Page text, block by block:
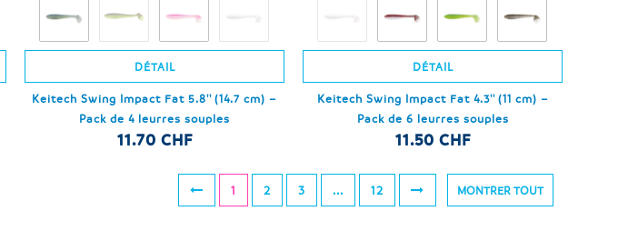
DÉTAIL
Keitech Swing Impact Fat 5.8'' (14.7 cm) –
Pack de 4 leurres souples
11.70 CHF
DÉTAIL
Keitech Swing Impact Fat 4.3'' (11 cm) –
Pack de 6 leurres souples
11.50 CHF
MONTRER TOUT
1 2 3 ... 12